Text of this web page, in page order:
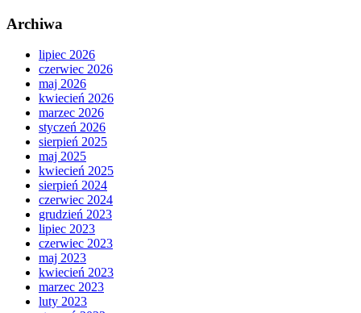
Archiwa
lipiec 2026
czerwiec 2026
maj 2026
kwiecień 2026
marzec 2026
styczeń 2026
sierpień 2025
maj 2025
kwiecień 2025
sierpień 2024
czerwiec 2024
grudzień 2023
lipiec 2023
czerwiec 2023
maj 2023
kwiecień 2023
marzec 2023
luty 2023